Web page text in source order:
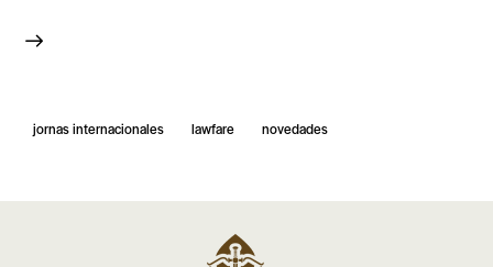
jornas internacionales lawfare novedades